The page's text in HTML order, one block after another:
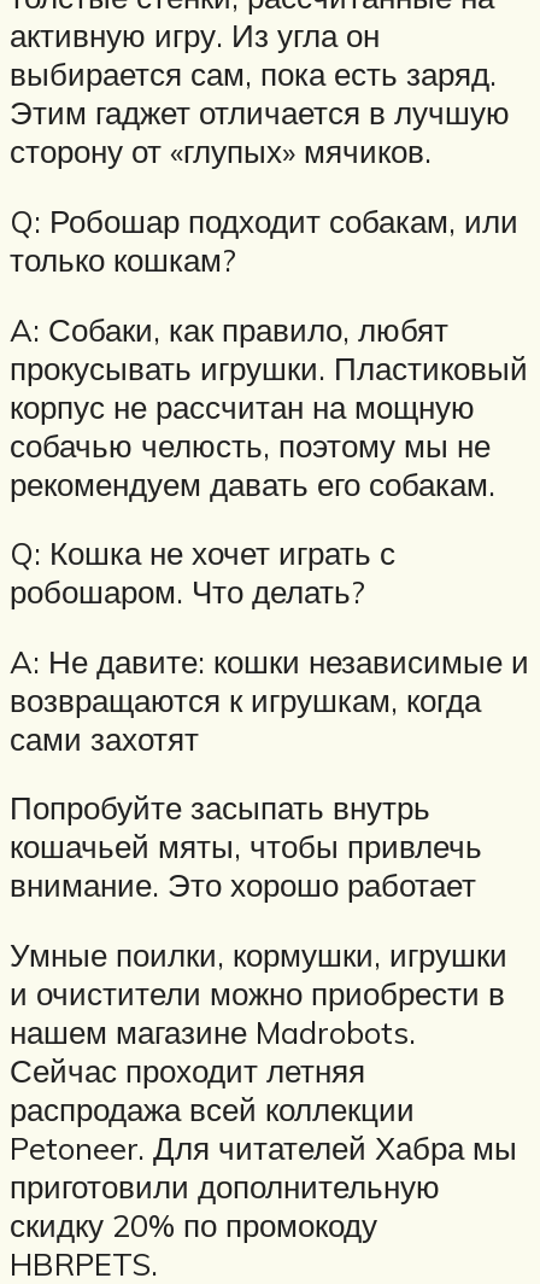
активную игру. Из угла он
выбирается сам, пока есть заряд.
Этим гаджет отличается в лучшую
сторону от «глупых» мячиков.
Q: Робошар подходит собакам, или
только кошкам?
A: Собаки, как правило, любят
прокусывать игрушки. Пластиковый
корпус не рассчитан на мощную
собачью челюсть, поэтому мы не
рекомендуем давать его собакам.
Q: Кошка не хочет играть с
робошаром. Что делать?
A: Не давите: кошки независимые и
возвращаются к игрушкам, когда
сами захотят
Попробуйте засыпать внутрь
кошачьей мяты, чтобы привлечь
внимание. Это хорошо работает
Умные поилки, кормушки, игрушки
и очистители можно приобрести в
нашем магазине Madrobots.
Сейчас проходит летняя
распродажа всей коллекции
Petoneer. Для читателей Хабра мы
приготовили дополнительную
скидку 20% по промокоду
HBRPETS.